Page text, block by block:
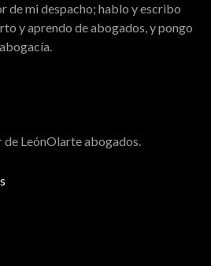
de mi despacho; hablo y escribo
y aprendo de abogados, y pongo
LeónOlarte abogados.